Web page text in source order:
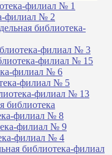
филиал № 1
филиал № 2
библиотека-
филиал № 3
филиал № 15
филиал № 6
филиал № 5
филиал № 13
библиотека
филиал № 8
филиал № 9
филиал № 4
библиотека-филиал